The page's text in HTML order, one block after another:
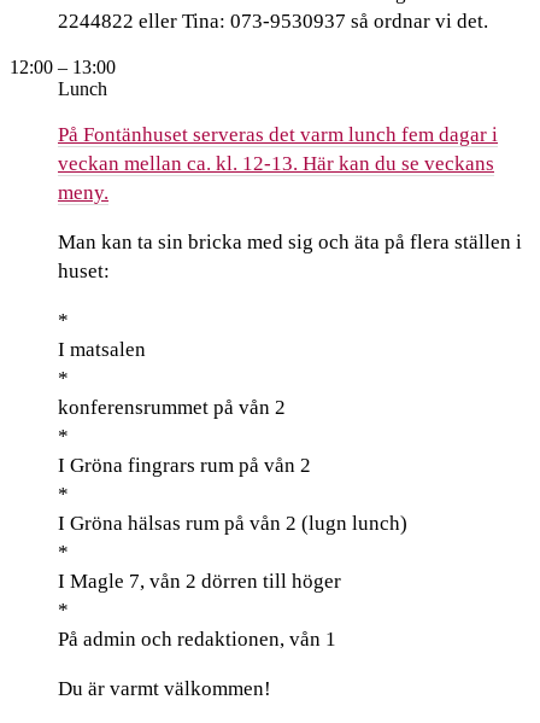
2244822 eller Tina: 073-9530937 så ordnar vi det.
12:00 – 13:00
Lunch
På Fontänhuset serveras det varm lunch fem dagar i
veckan mellan ca. kl. 12-13. Här kan du se veckans
meny.
Man kan ta sin bricka med sig och äta på flera ställen i
huset:
*
I matsalen
*
konferensrummet på vån 2
*
I Gröna fingrars rum på vån 2
*
I Gröna hälsas rum på vån 2 (lugn lunch)
*
I Magle 7, vån 2 dörren till höger
*
På admin och redaktionen, vån 1
Du är varmt välkommen!